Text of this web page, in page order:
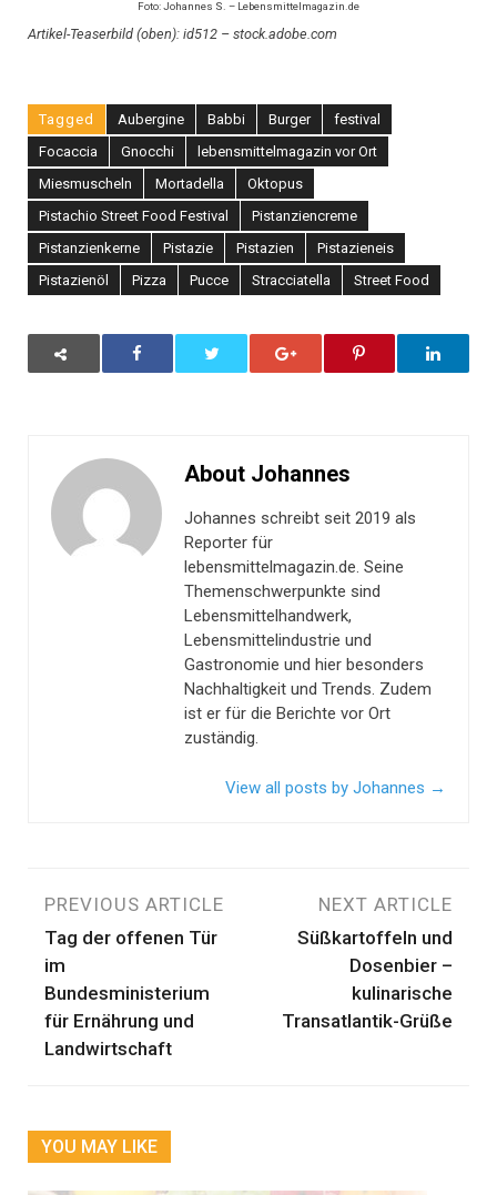
Foto: Johannes S. – Lebensmittelmagazin.de
Artikel-Teaserbild (oben): id512 – stock.adobe.com
Tagged Aubergine Babbi Burger
festival
Focaccia
Gnocchi
lebensmittelmagazin vor Ort
Miesmuscheln
Mortadella
Oktopus
Pistachio Street Food Festival
Pistanziencreme
Pistanzienkerne
Pistazie Pistazien
Pistazieneis
Pistazienöl
Pizza Pucce Stracciatella Street Food
About Johannes
Johannes schreibt seit 2019 als
Reporter für
lebensmittelmagazin.de. Seine
Themenschwerpunkte sind
Lebensmittelhandwerk,
Lebensmittelindustrie und
Gastronomie und hier besonders
Nachhaltigkeit und Trends. Zudem
ist er für die Berichte vor Ort
zuständig.
View all posts by Johannes →
Beitragsnavigation
PREVIOUS ARTICLE
Tag der offenen Tür
im
Bundesministerium
für Ernährung und
Landwirtschaft
NEXT ARTICLE
Süßkartoffeln und
Dosenbier –
kulinarische
Transatlantik-Grüße
YOU MAY LIKE